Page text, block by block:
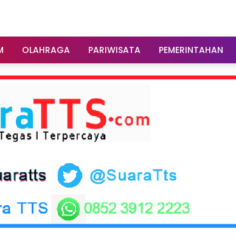
OLAHRAGA PARIWISATA PEMERINTAHAN